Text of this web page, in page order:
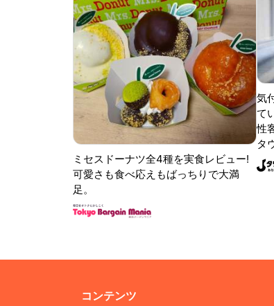
ミセスドーナツ全4種を実食レビュー!
可愛さも食べ応えもばっちりで大満
足。
気
て
性
タ
コンテンツ